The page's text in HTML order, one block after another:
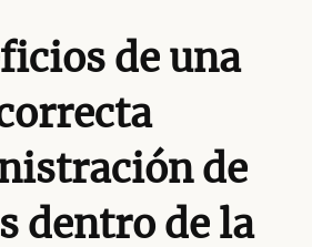
de una
de
dentro de la